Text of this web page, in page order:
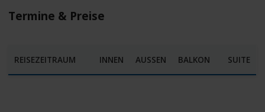
Termine & Preise
REISEZEITRAUM INNEN AUSSEN BALKON SUITE